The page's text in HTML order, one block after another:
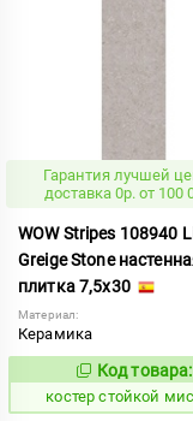
Гарантия лучшей
доставка 0р. от 100
WOW Stripes 108940
Greige Stone
плитка 7,5x30
Материал:
Керамика
809177
Код товара:
костер стойкой